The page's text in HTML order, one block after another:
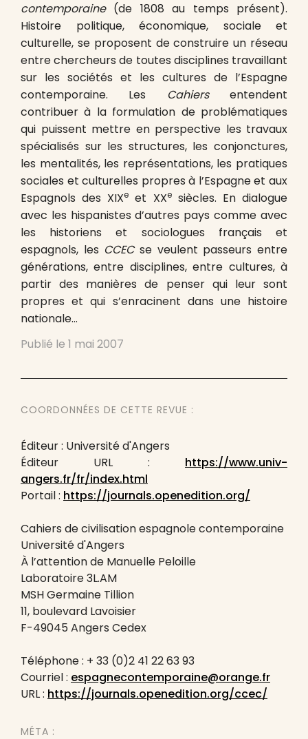
contemporaine(de 1808 au temps présent).
Histoire politique, économique, sociale et
culturelle, se proposent de construire un réseau
entre chercheurs de toutes disciplines travaillant
sur les sociétés et les cultures de l’Espagne
contemporaine. Les
Cahiersentendent
contribuer à la formulation de problématiques
qui puissent mettre en perspective les travaux
spécialisés sur les structures, les conjonctures,
les mentalités, les représentations, les pratiques
sociales et culturelles propres à l’Espagne et aux
Espagnols des XIXe et XXesiècles. En dialogue
avec les hispanistes d’autres pays comme avec
les historiens et sociologues français et
espagnols, les CCECse veulent passeurs entre
générations, entre disciplines, entre cultures, à
partir des manières de penser qui leur sont
propres et qui s’enracinent dans une histoire
nationale…
Publié le 1 mai 2007
COORDONNÉES DE CETTE REVUE :
Éditeur : Université d'Angers
Éditeur URL : https://www.univ-
angers.fr/fr/index.html
Portail : https://journals.openedition.org/
Cahiers de civilisation espagnole contemporaine
Université d'Angers
À l’attention de Manuelle Peloille
Laboratoire 3L.AM
MSH Germaine Tillion
11, boulevard Lavoisier
F-49045 Angers Cedex
Téléphone : + 33 (0)2 41 22 63 93
Courriel : espagnecontemporaine@orange.fr
URL : https://journals.openedition.org/ccec/
MÉTA :